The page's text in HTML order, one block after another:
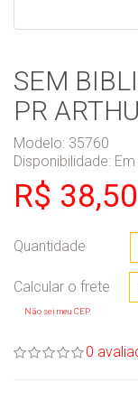
SEM
PR
Modelo: 35760
Disponibilidade:
R$ 38,50
Quantidade
Não sei meu CEP
0